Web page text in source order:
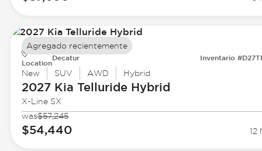
Location
Decatur Inventario
New SUV AWD Hybrid
2027 Kia Telluride Hybrid
X-Line SX
was$57,245
$54,440 12
Agregado recientemente